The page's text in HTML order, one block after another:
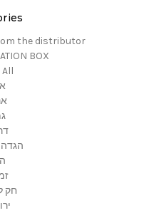
the distributor
BOX
All
חק